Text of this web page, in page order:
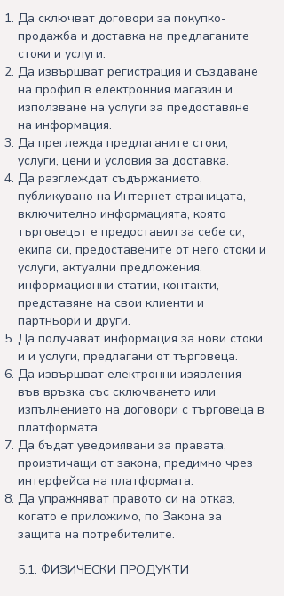
Да сключват договори за покупко-
продажба и доставка на предлаганите
стоки и услуги.
Да извършват регистрация и създаване
на профил в електронния магазин и
използване на услуги за предоставяне
на информация.
Да преглежда предлаганите стоки,
услуги, цени и условия за доставка.
Да разглеждат съдържанието,
публикувано на Интернет страницата,
включително информацията, която
търговецът е предоставил за себе си,
екипа си, предоставените от него стоки и
услуги, актуални предложения,
информационни статии, контакти,
представяне на свои клиенти и
партньори и други.
Да получават информация за нови стоки
и и услуги, предлагани от търговеца.
Да извършват електронни изявления
във връзка със сключването или
изпълнението на договори с търговеца в
платформата.
Да бъдат уведомявани за правата,
произтичащи от закона, предимно чрез
интерфейса на платформата.
Да упражняват правото си на отказ,
когато е приложимо, по Закона за
защита на потребителите.
5.1. ФИЗИЧЕСКИ ПРОДУКТИ